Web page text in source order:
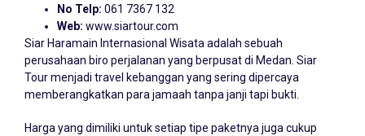
No Telp: 061 7367 132
Web: www.siartour.com
Siar Haramain Internasional Wisata adalah sebuah
perusahaan biro perjalanan yang berpusat di Medan. Siar
Tour menjadi travel kebanggan yang sering dipercaya
memberangkatkan para jamaah tanpa janji tapi bukti.
Harga yang dimiliki untuk setiap tipe paketnya juga cukup